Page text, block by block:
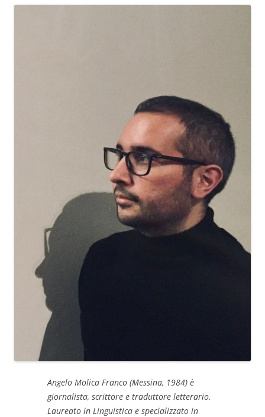
Angelo Molica Franco (Messina, 1984) è
giornalista, scrittore e traduttore letterario.
Laureato in Linguistica e specializzato in